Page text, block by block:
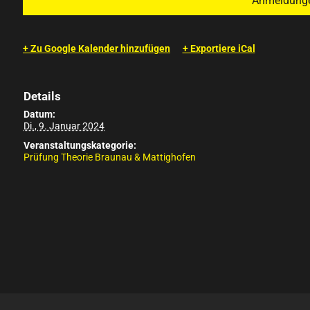
+ Zu Google Kalender hinzufügen + Exportiere iCal
Details
Datum:
Di., 9. Januar 2024
Veranstaltungskategorie:
Prüfung Theorie Braunau & Mattighofen